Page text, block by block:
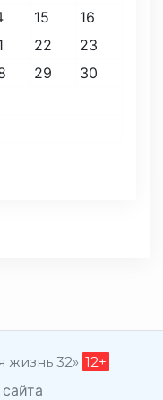
15
16
22
23
29
30
жизнь 32» 12+